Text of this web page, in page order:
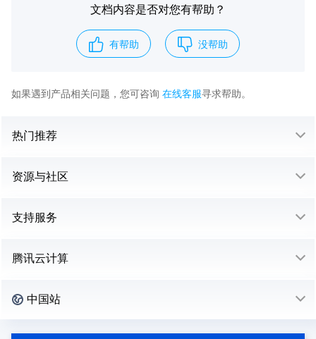
文档内容是否对您有帮助？
有帮助 没帮助
如果遇到产品相关问题，您可咨询 在线客服寻求帮助。
热门推荐
资源与社区
支持服务
腾讯云计算
中国站